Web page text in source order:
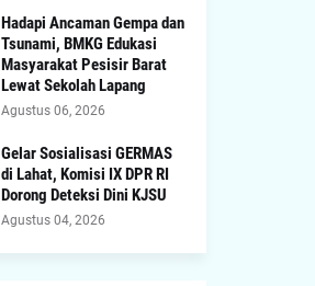
Hadapi Ancaman Gempa dan
Tsunami, BMKG Edukasi
Masyarakat Pesisir Barat
Lewat Sekolah Lapang
Agustus 06, 2026
Gelar Sosialisasi GERMAS
di Lahat, Komisi IX DPR RI
Dorong Deteksi Dini KJSU
Agustus 04, 2026